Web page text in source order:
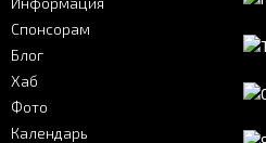
Спонсорам
Блог
Хаб
Фото
Календарь